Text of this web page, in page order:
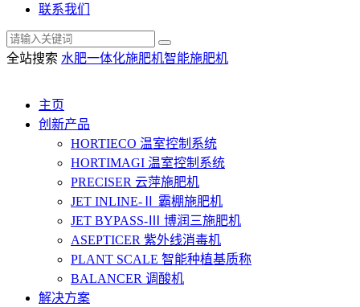
联系我们
全站搜索 水肥一体化施肥机智能施肥机
主页
创新产品
HORTIECO 温室控制系统
HORTIMAGI 温室控制系统
PRECISER 云萍施肥机
JET INLINE-Ⅱ 霸棚施肥机
JET BYPASS-Ⅲ 博润三施肥机
ASEPTICER 紫外线消毒机
PLANT SCALE 智能种植基质称
BALANCER 调酸机
解决方案